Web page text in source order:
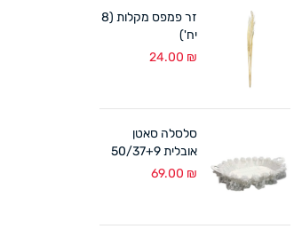
זר פמפס מקלות (8
יח')
24.00 ₪
סלסלה סאטן
אובלית 50/37+9
ס"מ לבן
69.00 ₪